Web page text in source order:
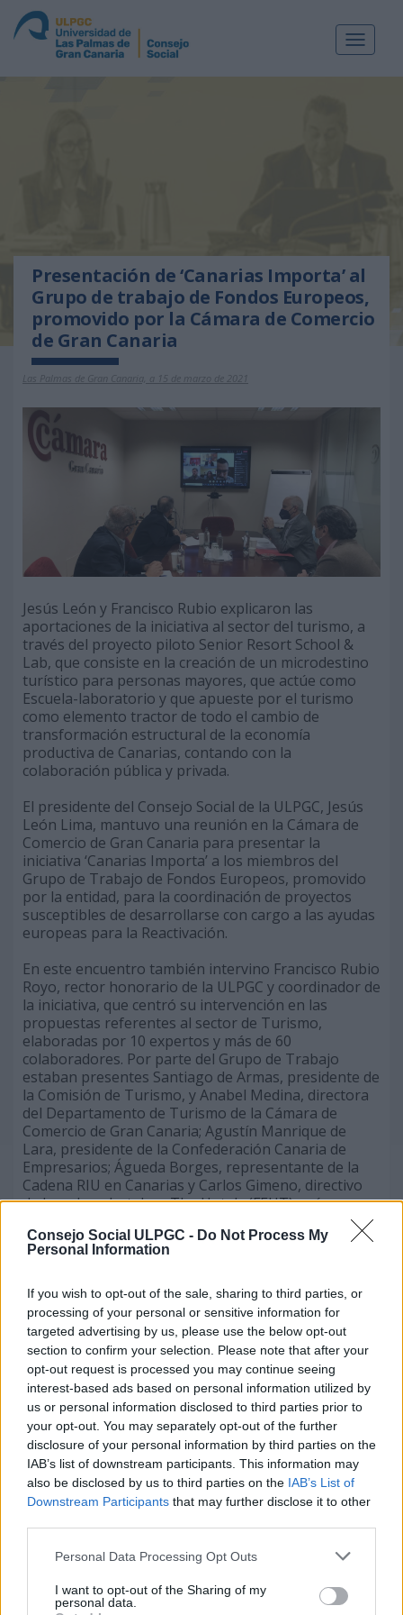
Consejo Social ULPGC - Do Not Process My
Personal Information
If you wish to opt-out of the sale, sharing to third parties, or
processing of your personal or sensitive information for
targeted advertising by us, please use the below opt-out
section to confirm your selection. Please note that after your
opt-out request is processed you may continue seeing
interest-based ads based on personal information utilized by
us or personal information disclosed to third parties prior to
your opt-out. You may separately opt-out of the further
disclosure of your personal information by third parties on the
IAB’s list of downstream participants. This information may
also be disclosed by us to third parties on the IAB’s List of
Downstream Participants that may further disclose it to other
Personal Data Processing Opt Outs
I want to opt-out of the Sharing of my
personal data.
Toggle
Presentación de ‘Canarias Importa’ al
Grupo de trabajo de Fondos Europeos,
promovido por la Cámara de Comercio
de Gran Canaria
Las Palmas de Gran Canaria, a 15 de marzo de 2021
Jesús León y Francisco Rubio explicaron las
aportaciones de la iniciativa al sector del turismo, a
través del proyecto piloto Senior Resort School &
Lab, que consiste en la creación de un microdestino
turístico para personas mayores, que actúe como
Escuela-laboratorio y que apueste por el turismo
como elemento tractor de todo el cambio de
transformación estructural de la economía
productiva de Canarias, contando con la
colaboración pública y privada.
El presidente del Consejo Social de la ULPGC, Jesús
León Lima, mantuvo una reunión en la Cámara de
Comercio de Gran Canaria para presentar la
iniciativa ‘Canarias Importa’ a los miembros del
Grupo de Trabajo de Fondos Europeos, promovido
por la entidad, para la coordinación de proyectos
susceptibles de desarrollarse con cargo a las ayudas
europeas para la Reactivación.
En este encuentro también intervino Francisco Rubio
Royo, rector honorario de la ULPGC y coordinador de
la iniciativa, que centró su intervención en las
propuestas referentes al sector de Turismo,
elaboradas por 10 expertos y más de 60
colaboradores. Por parte del Grupo de Trabajo
estaban presentes Santiago de Armas, presidente de
la Comisión de Turismo, y Anabel Medina, directora
del Departamento de Turismo de la Cámara de
Comercio de Gran Canaria; Agustín Manrique de
Lara, presidente de la Confederación Canaria de
Empresarios; Águeda Borges, representante de la
Cadena RIU en Canarias y Carlos Gimeno, directivo
de la cadena hotelera The Hotels (FEHT), así como
los concejales de Turismo de los Ayuntamientos de
Mogán y San Bartolomé de Tirajana, Alba Molina y
Alejandro Marichal y otros miembros del Grupo del
ULPGC y las empresas Archipiélago Next y PwC.
Jesús León Lima dijo de ‘Canarias Importa’ que es un
proceso transformador estructural para el futuro de
Canarias, un documento objetivo e independiente
que reivindica la necesidad de que la Universidad y la
sociedad trabajen de manera conjunta. Por su parte,
Francisco Rubio expuso que ‘Canarias Importa’ es
una propuesta para el largo y el medio plazo, pero
alineada con el corto plazo y se refirió a ese corto
plazo, centrado en el proyecto piloto, Senior Resort
School & Lab, un microdestino para personas
mayores, basado en un turismo renovado e
inteligente que actuará de elemento tractor de otros
capaz de servir de arranque del sistema de
producción canario. Durante su intervención explicó
la importancia de tener en cuenta los 17 objetivos de